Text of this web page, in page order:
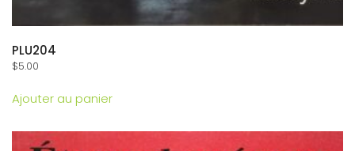
PLU204
$5.00
Ajouter au panier